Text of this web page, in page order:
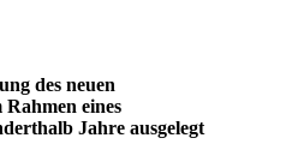
des neuen
eines
Jahre ausgelegt